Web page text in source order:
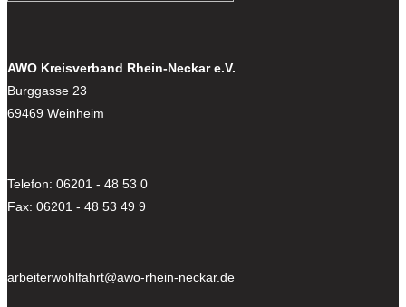
AWO Kreisverband Rhein-Neckar e.V.
Burggasse 23
69469 Weinheim
Telefon: 06201 - 48 53 0
Fax: 06201 - 48 53 49 9
arbeiterwohlfahrt@awo-rhein-neckar.de